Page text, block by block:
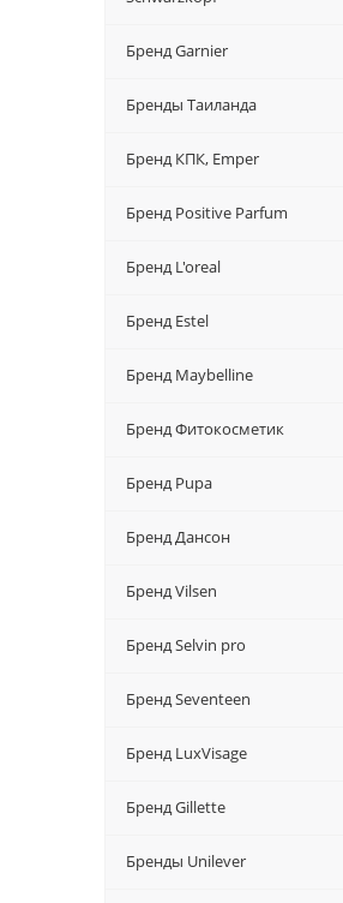
Бренд Garnier
Бренды Таиланда
Бренд КПК, Emper
Бренд Positive Parfum
Бренд L'oreal
Бренд Estel
Бренд Maybelline
Бренд Фитокосметик
Бренд Pupa
Бренд Дансон
Бренд Vilsen
Бренд Selvin pro
Бренд Seventeen
Бренд LuxVisage
Бренд Gillette
Бренды Unilever